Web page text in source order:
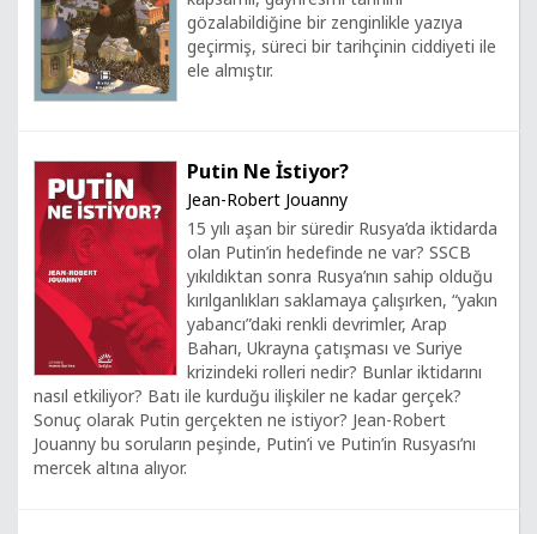
gözalabildiğine bir zenginlikle yazıya
geçirmiş, süreci bir tarihçinin ciddiyeti ile
ele almıştır.
Putin Ne İstiyor?
Jean-Robert Jouanny
15 yılı aşan bir süredir Rusya’da iktidarda
olan Putin’in hedefinde ne var? SSCB
yıkıldıktan sonra Rusya’nın sahip olduğu
kırılganlıkları saklamaya çalışırken, “yakın
yabancı”daki renkli devrimler, Arap
Baharı, Ukrayna çatışması ve Suriye
krizindeki rolleri nedir? Bunlar iktidarını
nasıl etkiliyor? Batı ile kurduğu ilişkiler ne kadar gerçek?
Sonuç olarak Putin gerçekten ne istiyor? Jean-Robert
Jouanny bu soruların peşinde, Putin’i ve Putin’in Rusyası’nı
mercek altına alıyor.